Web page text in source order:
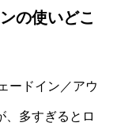
の使いどこ
ードイン／アウ
、多すぎるとロ